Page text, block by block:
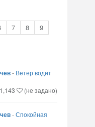
7 8
9
- Ветер водит
1,143 (не задано)
-Спокойная